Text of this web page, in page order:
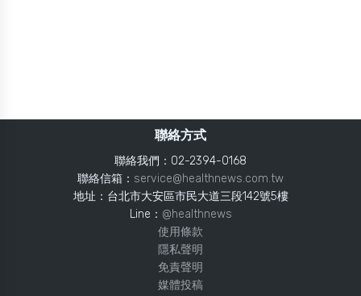
聯絡方式
聯絡我們：02-2394-0168
聯絡信箱： service@healthnews.com.tw
地址：台北市大安區市民大道三段142號5樓
Line： @healthnews
使用條款
隱私聲明
免責聲明
媒體投稿